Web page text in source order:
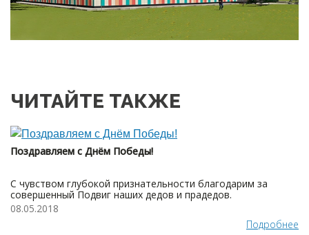
ЧИТАЙТЕ ТАКЖЕ
Поздравляем с Днём Победы!
С чувством глубокой признательности благодарим за
совершенный Подвиг наших дедов и прадедов.
08.05.2018
Подробнее